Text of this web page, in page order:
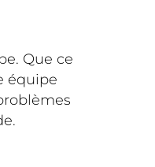
Que ce
équipe